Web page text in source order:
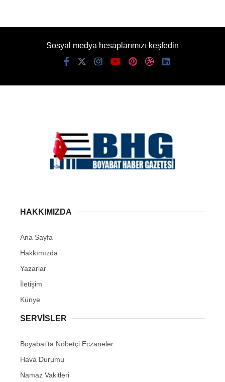
Sosyal medya hesaplarımızı keşfedin
HAKKIMIZDA
Ana Sayfa
Hakkımızda
Yazarlar
İletişim
Künye
SERVISLER
Boyabat’ta Nöbetçi Eczaneler
Hava Durumu
Namaz Vakitleri